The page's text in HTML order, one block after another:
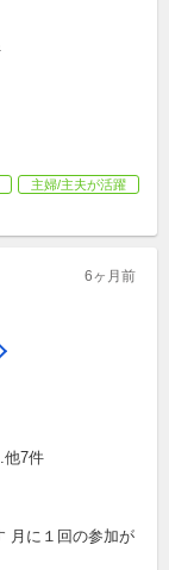
主婦/主夫が活躍
6ヶ月前
他7件
月に１回の参加が